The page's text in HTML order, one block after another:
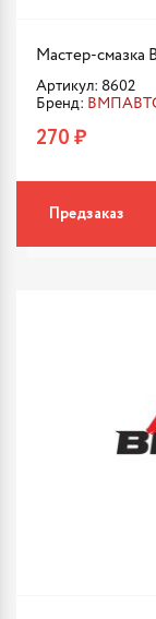
Мастер-смазка
Артикул: 8602
Бренд:
270 ₽
Предзаказ